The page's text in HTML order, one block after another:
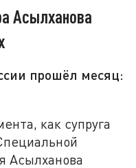
Асылханова
прошёл месяц:
как супруга
Асылханова